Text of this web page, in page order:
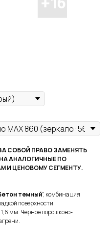
СОБОЙ ПРАВО ЗАМЕНЯТЬ
АНАЛОГИЧНЫЕ ПО
И ЦЕНОВОМУ СЕГМЕНТУ.
темный", комбинация
поверхности.
мм. Чёрное порошково-